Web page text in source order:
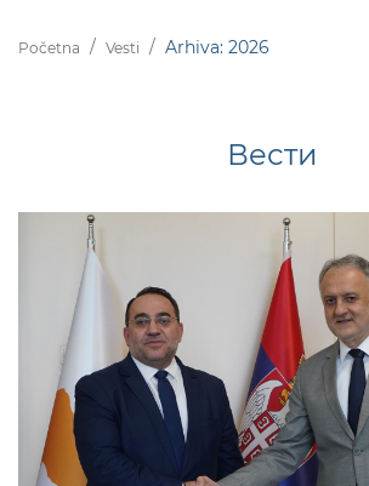
Početna Vesti Arhiva: 2026
Вести